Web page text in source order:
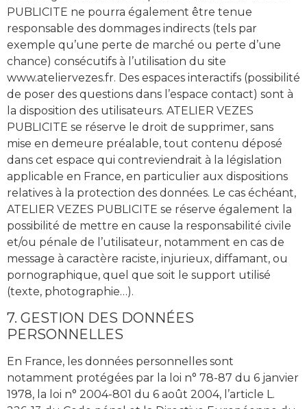
PUBLICITE ne pourra également être tenue
responsable des dommages indirects (tels par
exemple qu’une perte de marché ou perte d’une
chance) consécutifs à l’utilisation du site
www.ateliervezes.fr. Des espaces interactifs (possibilité
de poser des questions dans l’espace contact) sont à
la disposition des utilisateurs. ATELIER VEZES
PUBLICITE se réserve le droit de supprimer, sans
mise en demeure préalable, tout contenu déposé
dans cet espace qui contreviendrait à la législation
applicable en France, en particulier aux dispositions
relatives à la protection des données. Le cas échéant,
ATELIER VEZES PUBLICITE se réserve également la
possibilité de mettre en cause la responsabilité civile
et/ou pénale de l’utilisateur, notamment en cas de
message à caractère raciste, injurieux, diffamant, ou
pornographique, quel que soit le support utilisé
(texte, photographie…).
7. GESTION DES DONNÉES
PERSONNELLES
En France, les données personnelles sont
notamment protégées par la loi n° 78-87 du 6 janvier
1978, la loi n° 2004-801 du 6 août 2004, l’article L.